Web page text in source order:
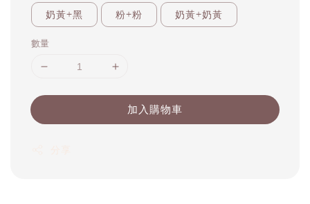
奶黃+黑 粉+粉 奶黃+奶黃
數量
加入購物車